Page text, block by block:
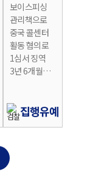
보이스피싱
관리책으로
중국 콜센터
활동 혐의로
1심서 징역
3년 6개월
, 항소심에서
피해액 축소·
집행유예